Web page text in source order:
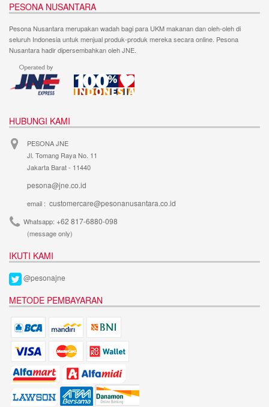
PESONA NUSANTARA
Pesona Nusantara merupakan wadah bagi para UKM makanan dan oleh-oleh di
seluruh Indonesia untuk menjual produk-produk mereka secara online. Pesona
Nusantara hadir dipersembahkan oleh JNE.
HUBUNGI KAMI
PESONA JNE
Jl. Tomang Raya No. 11
Jakarta Barat - 11440
pesona@jne.co.id
email : customercare@pesonanusantara.co.id
Whatsapp: +62 817-6880-098
(message only)
IKUTI KAMI
@pesonajne
METODE PEMBAYARAN